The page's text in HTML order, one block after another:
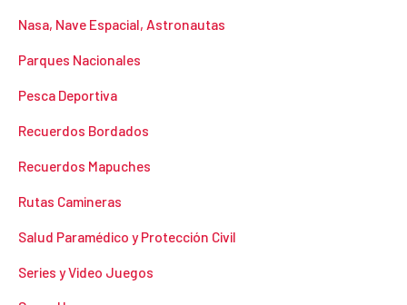
Nasa, Nave Espacial, Astronautas
Parques Nacionales
Pesca Deportiva
Recuerdos Bordados
Recuerdos Mapuches
Rutas Camineras
Salud Paramédico y Protección Civil
Series y Video Juegos